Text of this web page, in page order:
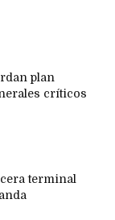
plan
críticos
terminal